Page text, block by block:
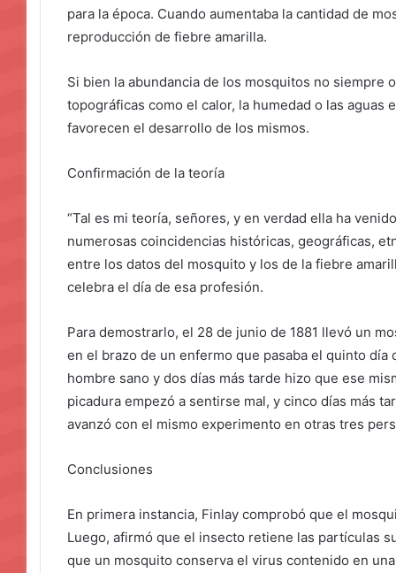
para la época. Cuando aumentaba la cantidad de
reproducción de fiebre amarilla.
Si bien la abundancia de los mosquitos no siempre
topográficas como el calor, la humedad o las aguas
favorecen el desarrollo de los mismos.
Confirmación de la teoría
“Tal es mi teoría, señores, y en verdad ella ha
numerosas coincidencias históricas, geográficas,
entre los datos del mosquito y los de la fiebre
celebra el día de esa profesión.
Para demostrarlo, el 28 de junio de 1881 llevó un
en el brazo de un enfermo que pasaba el quinto
hombre sano y dos días más tarde hizo que ese
picadura empezó a sentirse mal, y cinco días más
avanzó con el mismo experimento en otras tres
Conclusiones
En primera instancia, Finlay comprobó que el
Luego, afirmó que el insecto retiene las partículas
que un mosquito conserva el virus contenido en